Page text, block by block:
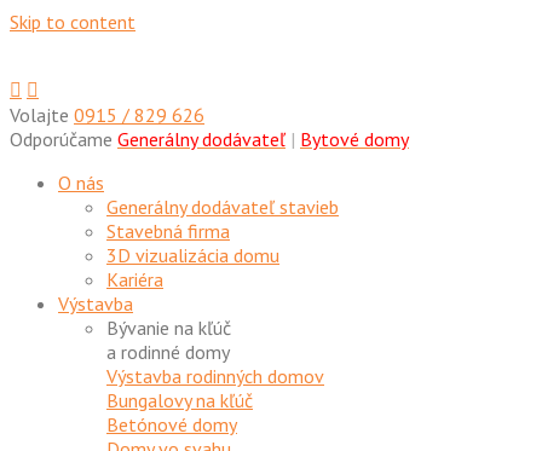
Skip to content
Volajte 0915 / 829 626
Odporúčame Generálny dodávateľ | Bytové domy
O nás
Generálny dodávateľ stavieb
Stavebná firma
3D vizualizácia domu
Kariéra
Výstavba
Bývanie na kľúč
a rodinné domy
Výstavba rodinných domov
Bungalovy na kľúč
Betónové domy